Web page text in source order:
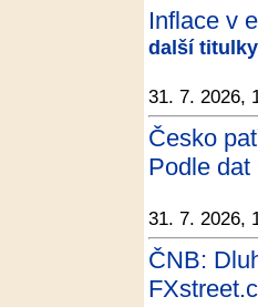
Inflace v
další
31. 7. 2026,
Česko
Podle
31. 7. 2026,
ČNB: